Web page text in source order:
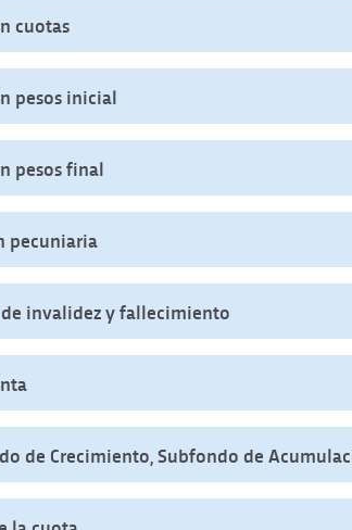
cuotas
pesos inicial
pesos final
pecuniaria
invalidez y fallecimiento
de Crecimiento, Subfondo de